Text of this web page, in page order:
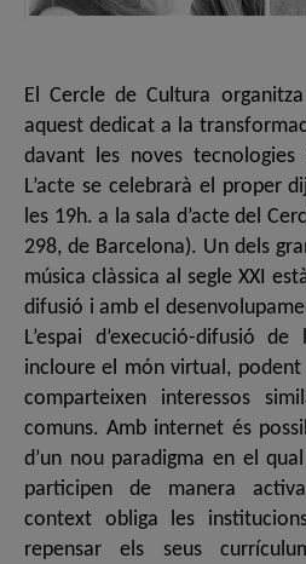
El Cercle de Cultura
aquest dedicat a la
davant les noves
L’acte se celebrarà el proper
les 19h. a la sala d’acte del
298, de Barcelona). Un dels
música clàssica al segle XXI
difusió i amb el
L’espai d’execució-difusió
incloure el món virtual,
comparteixen interessos
comuns. Amb internet és
d’un nou paradigma en el
participen de manera
context obliga les
repensar els seus